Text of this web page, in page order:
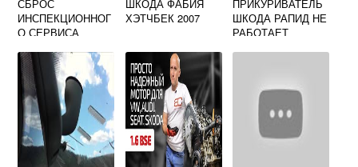
СБРОС
ИНСПЕКЦИОННОГ
О СЕРВИСА
ШКОДА ФАБИЯ
ХЭТЧБЕК 2007
ПРИКУРИВАТЕЛЬ
ШКОДА РАПИД НЕ
РАБОТАЕТ